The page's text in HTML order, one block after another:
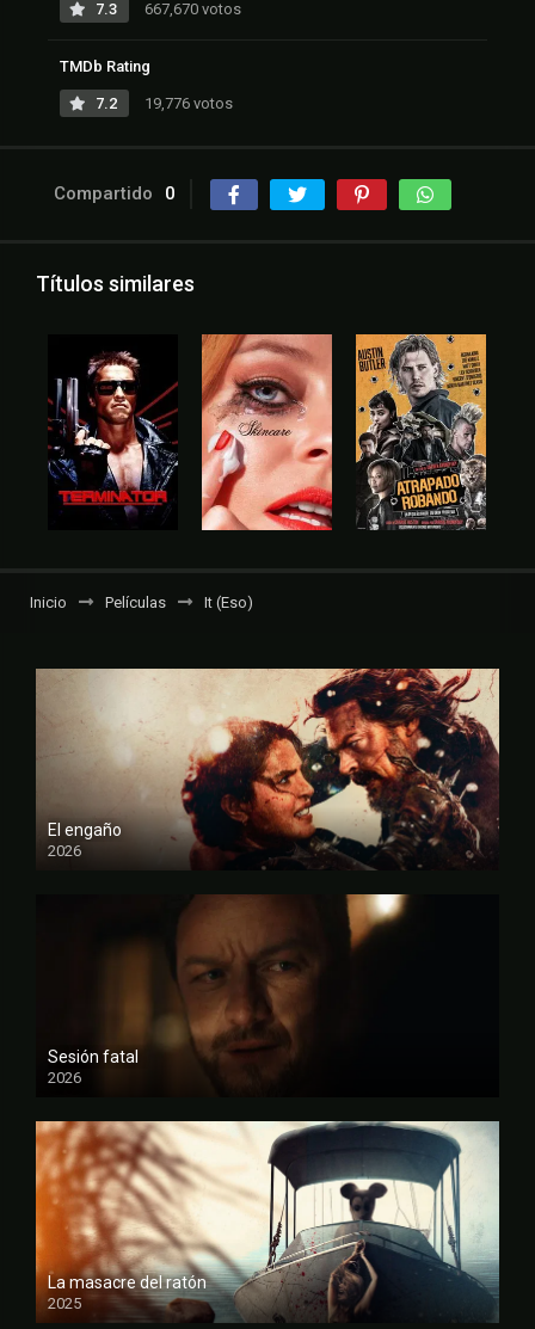
7.3 667,670 votos
TMDb Rating
7.2 19,776 votos
Compartido 0
Títulos similares
Inicio Películas It (Eso)
El engaño
2026
FULL HD
Sesión fatal
2026
FULL HD
La masacre del ratón
2025
FULL HD